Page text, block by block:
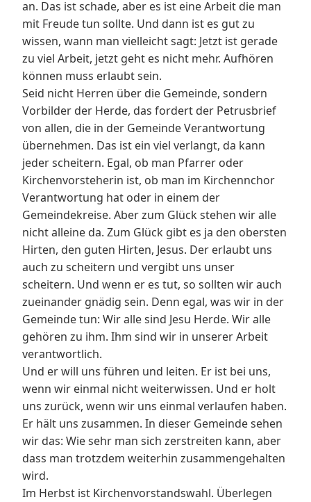
an. Das ist schade, aber es ist eine Arbeit die man
mit Freude tun sollte. Und dann ist es gut zu
wissen, wann man vielleicht sagt: Jetzt ist gerade
zu viel Arbeit, jetzt geht es nicht mehr. Aufhören
können muss erlaubt sein.
Seid nicht Herren über die Gemeinde, sondern
Vorbilder der Herde, das fordert der Petrusbrief
von allen, die in der Gemeinde Verantwortung
übernehmen. Das ist ein viel verlangt, da kann
jeder scheitern. Egal, ob man Pfarrer oder
Kirchenvorsteherin ist, ob man im Kirchennchor
Verantwortung hat oder in einem der
Gemeindekreise. Aber zum Glück stehen wir alle
nicht alleine da. Zum Glück gibt es ja den obersten
Hirten, den guten Hirten, Jesus. Der erlaubt uns
auch zu scheitern und vergibt uns unser
scheitern. Und wenn er es tut, so sollten wir auch
zueinander gnädig sein. Denn egal, was wir in der
Gemeinde tun: Wir alle sind Jesu Herde. Wir alle
gehören zu ihm. Ihm sind wir in unserer Arbeit
verantwortlich.
Und er will uns führen und leiten. Er ist bei uns,
wenn wir einmal nicht weiterwissen. Und er holt
uns zurück, wenn wir uns einmal verlaufen haben.
Er hält uns zusammen. In dieser Gemeinde sehen
wir das: Wie sehr man sich zerstreiten kann, aber
dass man trotzdem weiterhin zusammengehalten
wird.
Im Herbst ist Kirchenvorstandswahl. Überlegen